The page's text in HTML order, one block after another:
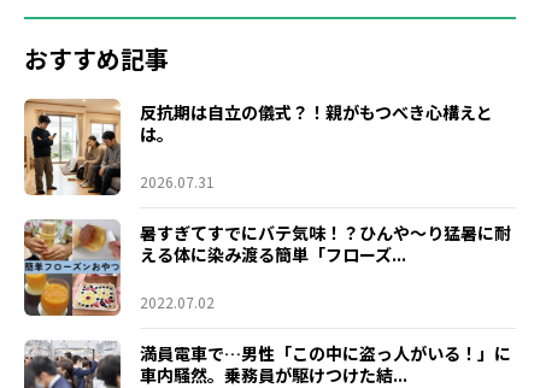
おすすめ記事
反抗期は自立の儀式？！親がもつべき心構えと
は。
2026.07.31
暑すぎてすでにバテ気味！？ひんや～り猛暑に耐
える体に染み渡る簡単「フローズ...
2022.07.02
満員電車で…男性「この中に盗っ人がいる！」に
車内騒然。乗務員が駆けつけた結...